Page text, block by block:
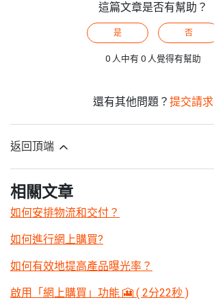
這篇文章是否有幫助？
是 否
0 人中有 0 人覺得有幫助
還有其他問題？ 提交請求
返回頂端
相關文章
如何安排物流和交付？
如何進行網上購買?
如何有效地提高產品曝光率？
啟用「網上購買」功能 🎦 ( 2分22秒 )